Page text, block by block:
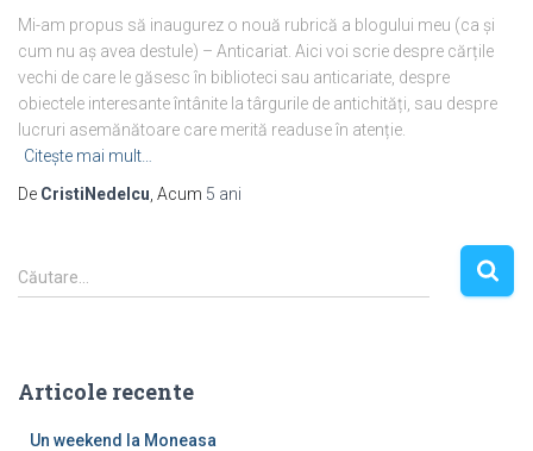
Mi-am propus să inaugurez o nouă rubrică a blogului meu (ca și
cum nu aș avea destule) – Anticariat. Aici voi scrie despre cărțile
vechi de care le găsesc în biblioteci sau anticariate, despre
obiectele interesante întânite la târgurile de antichități, sau despre
lucruri asemănătoare care merită readuse în atenție.
Citește mai mult…
De CristiNedelcu , Acum 5 ani
C
a
d
Căutare…
Articole recente
Un weekend la Moneasa